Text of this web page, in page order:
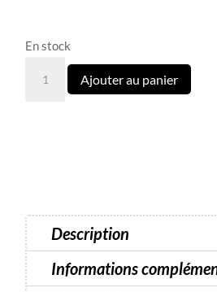
En stock
quantité
6
ml
Ajouter au panier
Description
Informations